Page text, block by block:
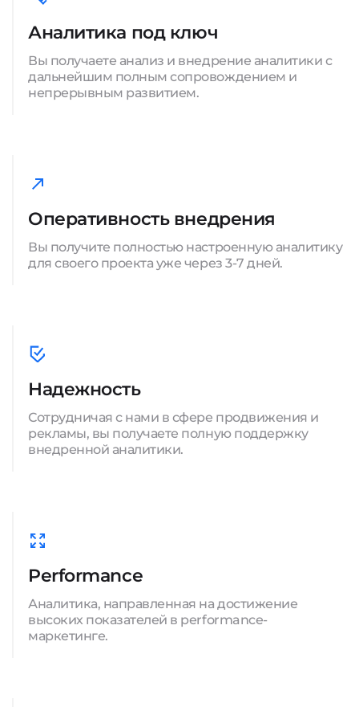
Аналитика под ключ
Вы получаете анализ и внедрение аналитики с
дальнейшим полным сопровождением и
непрерывным развитием.
Оперативность внедрения
Вы получите полностью настроенную аналитику
для своего проекта уже через 3-7 дней.
Надежность
Сотрудничая с нами в сфере продвижения и
рекламы, вы получаете полную поддержку
внедренной аналитики.
Performance
Аналитика, направленная на достижение
высоких показателей в performance-
маркетинге.